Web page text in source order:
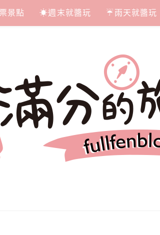
景點 ☀週末就醬玩 ☔雨天就醬玩